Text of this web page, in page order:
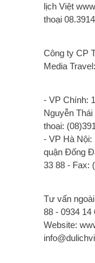
lịch Việt
thoại
Công ty CP
Media Travel:
- VP Chính:
Nguyễn
thoại:
- VP Hà Nội:
quận Đống
33 88 - Fax:
Tư vấn
88 - 0934 14
Website: